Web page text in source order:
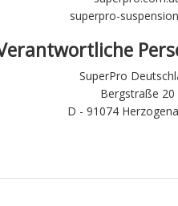
superpro-
SuperPro
Bergstraße 20
D - 91074